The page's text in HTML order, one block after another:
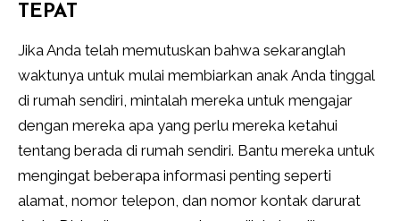
TEPAT
Jika Anda telah memutuskan bahwa sekaranglah
waktunya untuk mulai membiarkan anak Anda tinggal
di rumah sendiri, mintalah mereka untuk mengajar
dengan mereka apa yang perlu mereka ketahui
tentang berada di rumah sendiri. Bantu mereka untuk
mengingat beberapa informasi penting seperti
alamat, nomor telepon, dan nomor kontak darurat